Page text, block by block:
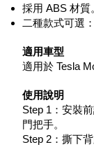
採用 ABS 材質
二種款式可選
適用車型
適用於 Tesla
使用說明
Step 1：安裝
門把手。
Step 2：撕下